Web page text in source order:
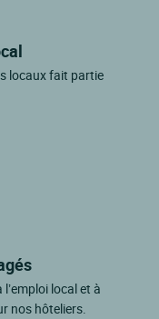
locaux fait partie
local et à
nos hôteliers.